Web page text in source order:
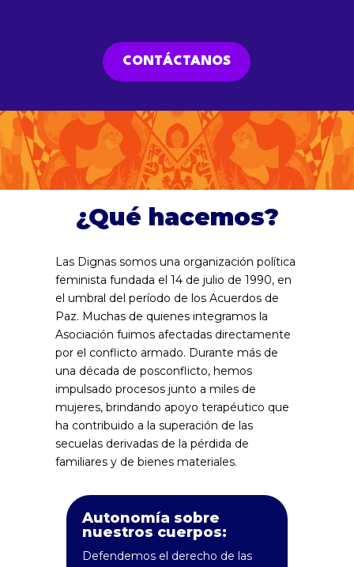
CONTÁCTANOS
¿Qué hacemos?
Las Dignas somos una organización política
feminista fundada el 14 de julio de 1990, en
el umbral del período de los Acuerdos de
Paz. Muchas de quienes integramos la
Asociación fuimos afectadas directamente
por el conflicto armado. Durante más de
una década de posconflicto, hemos
impulsado procesos junto a miles de
mujeres, brindando apoyo terapéutico que
ha contribuido a la superación de las
secuelas derivadas de la pérdida de
familiares y de bienes materiales.
Autonomía sobre
nuestros cuerpos:
Defendemos el derecho de las